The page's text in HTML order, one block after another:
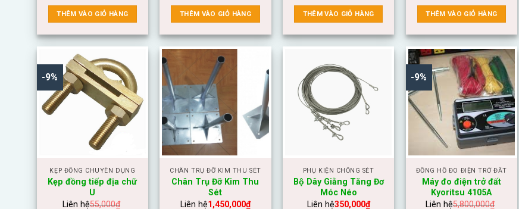
THÊM VÀO GIỎ HÀNG THÊM VÀO GIỎ HÀNG THÊM VÀO GIỎ HÀNG THÊM VÀO GIỎ HÀNG
-9%
KẸP ĐỒNG CHUYÊN DỤNG
Kẹp đồng tiếp địa chữ
U
Liên hệ55,000₫
CHÂN TRỤ ĐỠ KIM THU SÉT
Chân Trụ Đỡ Kim Thu
Sét
Liên hệ1,450,000₫
PHỤ KIỆN CHỐNG SÉT
Bộ Dây Giằng Tăng Đơ
Móc Néo
Liên hệ350,000₫
-9%
ĐỒNG HỒ ĐO ĐIỆN TRỞ ĐẤT
Máy đo điện trở đất
Kyoritsu 4105A
(20/200/2000Ω)
Liên hệ5,800,000₫